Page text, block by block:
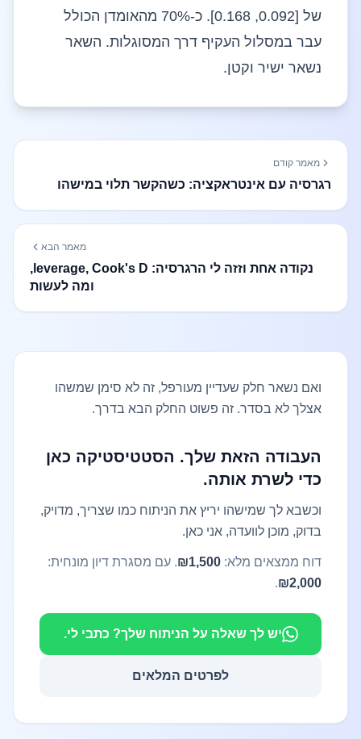
של [0.092, 0.168]. כ-70% מהאומדן הכולל
עבר במסלול העקיף דרך המסוגלות. השאר
נשאר ישיר וקטן.
מאמר קודם
רגרסיה עם אינטראקציה: כשהקשר תלוי במישהו
מאמר הבא
נקודה אחת וזזה לי הרגרסיה: leverage, Cook's D,
ומה לעשות
ואם נשאר חלק שעדיין מעורפל, זה לא סימן שמשהו
אצלך לא בסדר. זה פשוט החלק הבא בדרך.
העבודה הזאת שלך. הסטטיסטיקה כאן
כדי לשרת אותה.
וכשבא לך שמישהו יריץ את הניתוח כמו שצריך, מדויק,
בדוק, מוכן לוועדה, אני כאן.
דוח ממצאים מלא: ₪1,500. עם מסגרת דיון מונחית:
₪2,000
.
יש לך שאלה על הניתוח שלך? כתבי לי.
לפרטים המלאים